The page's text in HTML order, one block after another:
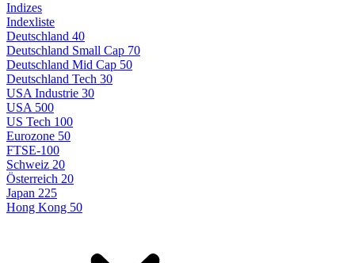
Indizes
Indexliste
Deutschland 40
Deutschland Small Cap 70
Deutschland Mid Cap 50
Deutschland Tech 30
USA Industrie 30
USA 500
US Tech 100
Eurozone 50
FTSE-100
Schweiz 20
Österreich 20
Japan 225
Hong Kong 50